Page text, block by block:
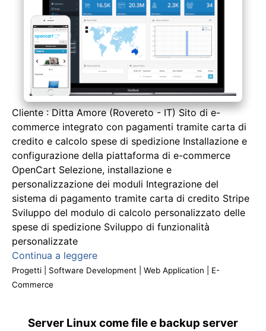
Cliente : Ditta Amore (Rovereto - IT) Sito di e-
commerce integrato con pagamenti tramite carta di
credito e calcolo spese di spedizione Installazione e
configurazione della piattaforma di e-commerce
OpenCart Selezione, installazione e
personalizzazione dei moduli Integrazione del
sistema di pagamento tramite carta di credito Stripe
Sviluppo del modulo di calcolo personalizzato delle
spese di spedizione Sviluppo di funzionalità
personalizzate
Continua a leggere
Progetti Software Development Web Application
E-
Commerce
Server Linux come file e backup server